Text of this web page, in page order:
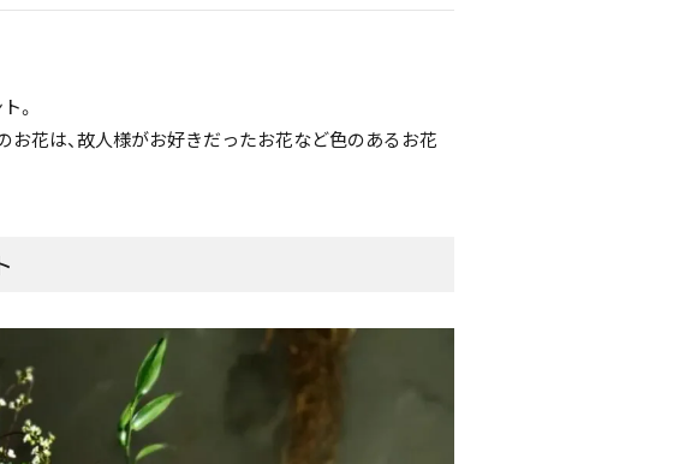
。
お花は、故人様がお好きだったお花など色のあるお花